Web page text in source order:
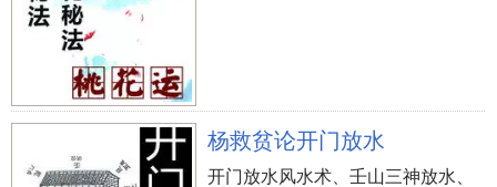
杨救贫论开门放水
开门放水风水术、壬山三神放水、